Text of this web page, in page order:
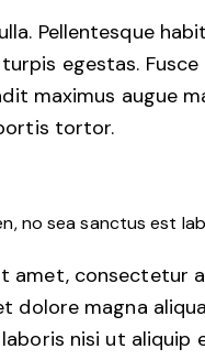
Pellentesque
egestas.
maximus augue
tortor.
no sea sanctus est
amet, consectetur
dolore magna
nisi ut aliquip